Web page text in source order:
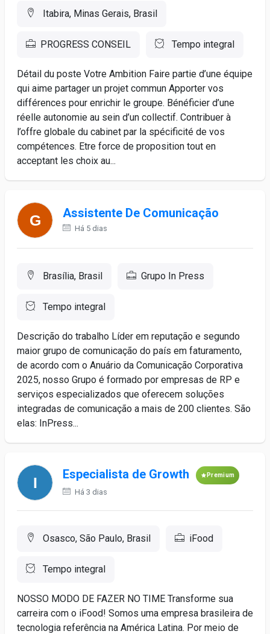
Itabira, Minas Gerais, Brasil
PROGRESS CONSEIL Tempo integral
Détail du poste Votre Ambition Faire partie d’une équipe
qui aime partager un projet commun Apporter vos
différences pour enrichir le groupe. Bénéficier d’une
réelle autonomie au sein d’un collectif. Contribuer à
l’offre globale du cabinet par la spécificité de vos
compétences. Etre force de proposition tout en
acceptant les choix au...
Assistente De Comunicação
Há 5 dias
Brasília, Brasil Grupo In Press
Tempo integral
Descrição do trabalho Líder em reputação e segundo
maior grupo de comunicação do país em faturamento,
de acordo com o Anuário da Comunicação Corporativa
2025, nosso Grupo é formado por empresas de RP e
serviços especializados que oferecem soluções
integradas de comunicação a mais de 200 clientes. São
elas: InPress...
Especialista de Growth Premium
Há 3 dias
Osasco, São Paulo, Brasil iFood
Tempo integral
NOSSO MODO DE FAZER NO TIME Transforme sua
carreira com o iFood! Somos uma empresa brasileira de
tecnologia referência na América Latina. Por meio de